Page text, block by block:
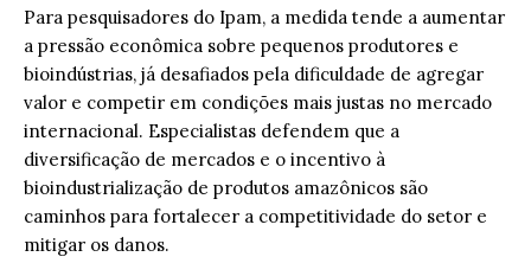
Para pesquisadores do Ipam, a medida tende a aumentar
a pressão econômica sobre pequenos produtores e
bioindústrias, já desafiados pela dificuldade de agregar
valor e competir em condições mais justas no mercado
internacional. Especialistas defendem que a
diversificação de mercados e o incentivo à
bioindustrialização de produtos amazônicos são
caminhos para fortalecer a competitividade do setor e
mitigar os danos.